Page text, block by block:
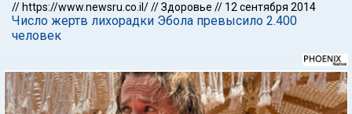
// https://www.newsru.co.il///Здоровье // 12 сентября 2014
Число жертв лихорадки Эбола превысило 2.400
человек